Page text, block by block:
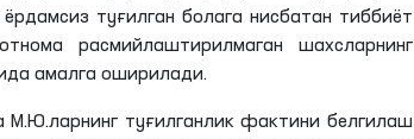
туғилган болага нисбатан тиббиёт
расмийлаштирилмаган шахсларнинг
амалга оширилади.
туғилганлик фактини белгилаш